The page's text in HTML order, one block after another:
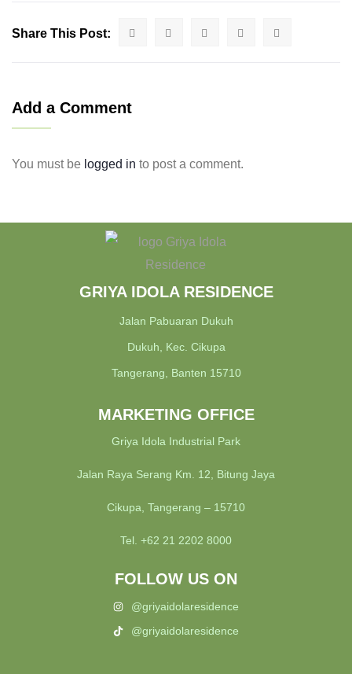
Share This Post:
Add a Comment
You must be logged in to post a comment.
GRIYA IDOLA RESIDENCE
Jalan Pabuaran Dukuh
Dukuh, Kec. Cikupa
Tangerang, Banten 15710
MARKETING OFFICE
Griya Idola Industrial Park
Jalan Raya Serang Km. 12, Bitung Jaya
Cikupa, Tangerang – 15710
Tel. +62 21 2202 8000
FOLLOW US ON
@griyaidolaresidence
@griyaidolaresidence